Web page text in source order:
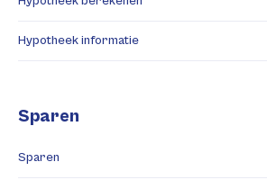
Hypotheek informatie
Sparen
Sparen